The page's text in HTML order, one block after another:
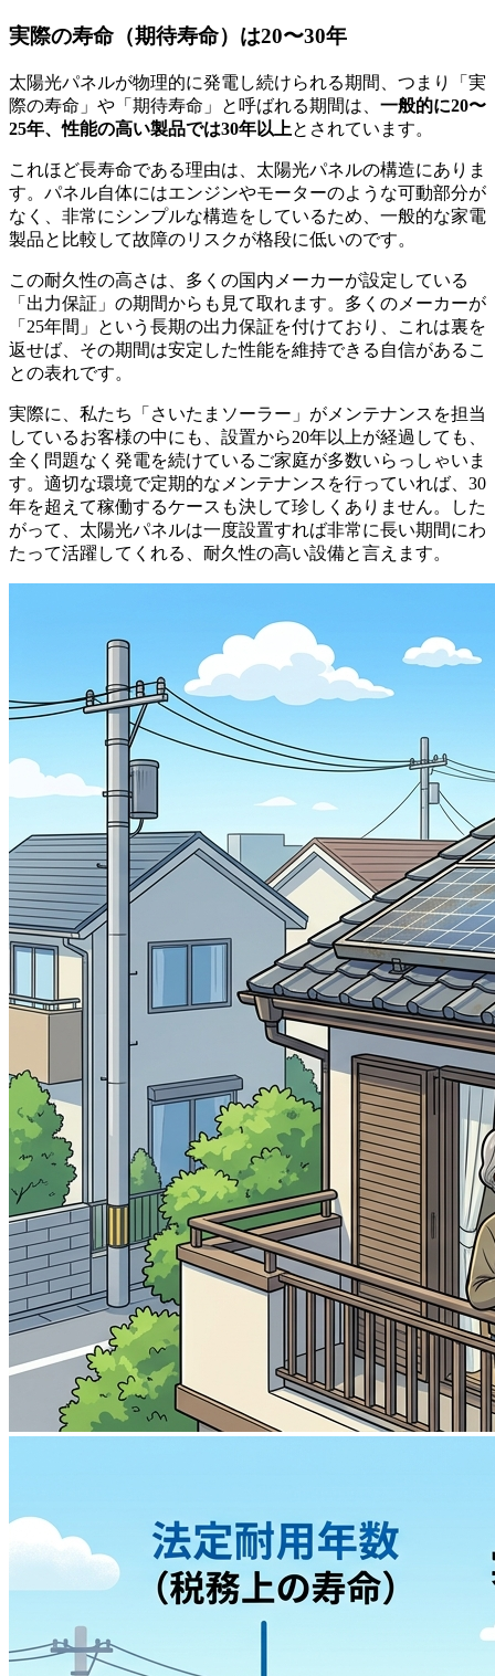
実際の寿命（期待寿命）は20〜30年
太陽光パネルが物理的に発電し続けられる期間、つまり「実
際の寿命」や「期待寿命」と呼ばれる期間は、 一般的に20〜
25年、性能の高い製品では30年以上とされています。
これほど長寿命である理由は、太陽光パネルの構造にありま
す。パネル自体にはエンジンやモーターのような可動部分が
なく、非常にシンプルな構造をしているため、一般的な家電
製品と比較して故障のリスクが格段に低いのです。
この耐久性の高さは、多くの国内メーカーが設定している
「出力保証」の期間からも見て取れます。多くのメーカーが
「25年間」という長期の出力保証を付けており、これは裏を
返せば、その期間は安定した性能を維持できる自信があるこ
との表れです。
実際に、私たち「さいたまソーラー」がメンテナンスを担当
しているお客様の中にも、設置から20年以上が経過しても、
全く問題なく発電を続けているご家庭が多数いらっしゃいま
す。適切な環境で定期的なメンテナンスを行っていれば、30
年を超えて稼働するケースも決して珍しくありません。した
がって、太陽光パネルは一度設置すれば非常に長い期間にわ
たって活躍してくれる、耐久性の高い設備と言えます。